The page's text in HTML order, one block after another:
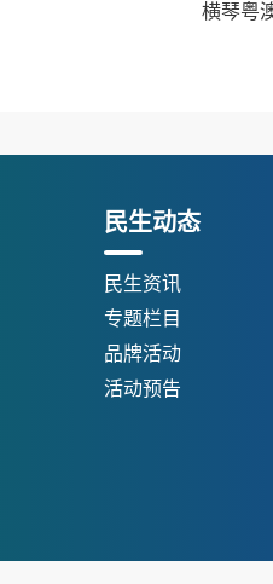
横琴粤
民生动态
民生资讯
专题栏目
品牌活动
活动预告